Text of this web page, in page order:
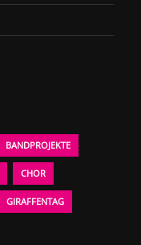
BANDPROJEKTE
CHOR
GIRAFFENTAG